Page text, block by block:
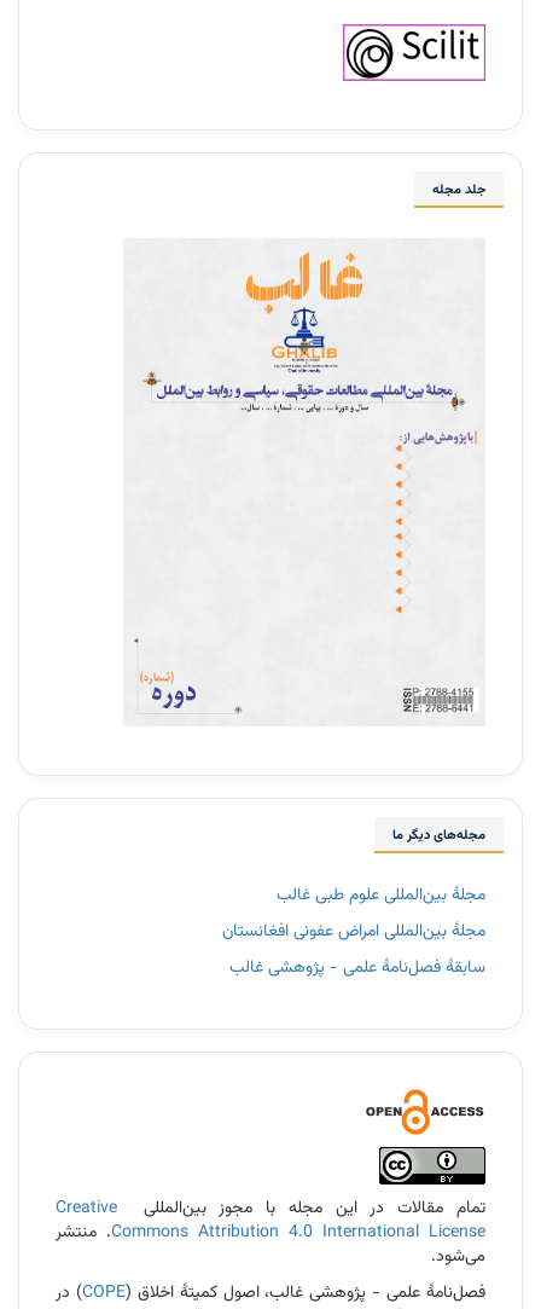
جلد مجله
مجله‌های دیگر ما
مجلۀ بین‌المللی علوم طبی غالب
مجلۀ بین‌المللی امراض عفونی افغانستان
سابقۀ فصل‌نامۀ علمی - پژوهشی غالب
تمام مقالات در این مجله با مجوز بین‌المللی Creative
Commons Attribution 4.0 International License. منتشر
می‌شود.
فصل‌نامۀ علمی - پژوهشی غالب، اصول کمیتۀ اخلاق (COPE) در